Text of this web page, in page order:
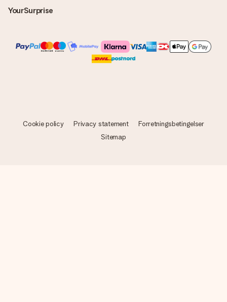
YourSurprise
Cookie policy Privacy statement
Forretningsbetingelser
Sitemap